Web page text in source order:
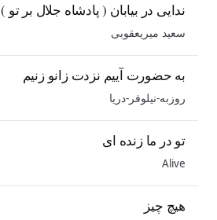
ندایی در بیابان ( پادشاه جلال بر تو )
سعید میریعقوبی
به حضورت آییم نزدت زانو زنیم
روزبه-نیلوفر-دریا
تو در ما زنده ای
Alive
هیچ چیز